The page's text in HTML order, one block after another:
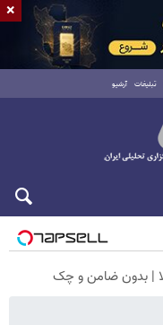
تبلیغات آرشیو
×